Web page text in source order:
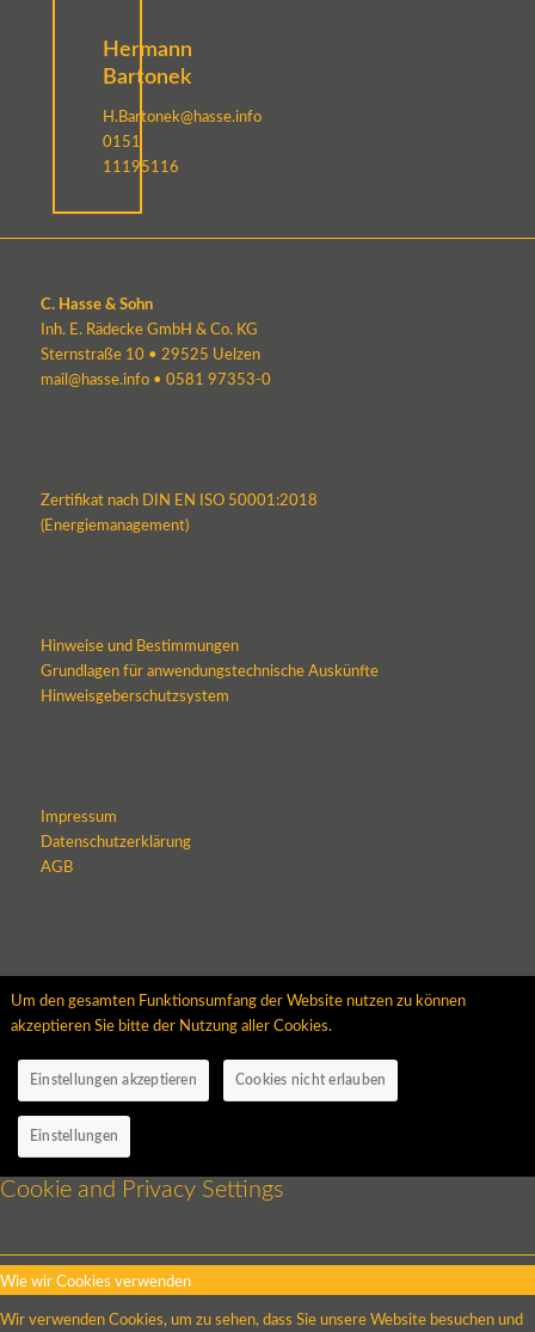
Hermann
Bartonek
H.Bartonek@hasse.info
0151
11195116
C. Hasse & Sohn
Inh. E. Rädecke GmbH & Co. KG
Sternstraße 10 • 29525 Uelzen
mail@hasse.info• 0581 97353-0
Zertifikat nach DIN EN ISO 50001:2018
(Energiemanagement)
Hinweise und Bestimmungen
Grundlagen für anwendungstechnische Auskünfte
Hinweisgeberschutzsystem
Impressum
Datenschutzerklärung
AGB
Um den gesamten Funktionsumfang der Website nutzen zu können
akzeptieren Sie bitte der Nutzung aller Cookies.
Einstellungen akzeptieren Cookies nicht erlauben
Einstellungen
Cookie and Privacy Settings
Wie wir Cookies verwenden
Wir verwenden Cookies, um zu sehen, dass Sie unsere Website besuchen und